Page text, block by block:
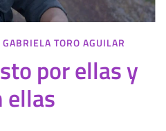
GABRIELA TORO AGUILAR
por ellas y
ellas